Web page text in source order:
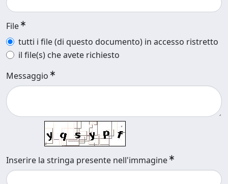
File
tutti i file (di questo documento) in accesso ristretto
il file(s) che avete richiesto
Messaggio
Inserire la stringa presente nell'immagine